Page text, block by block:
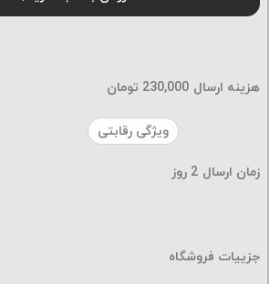
نخ
بدون
زتا
نخ
ویژگی رقابتی
هزینه ارسال 230,000 تومان
زمان ارسال 2 روز
جزییات فروشگاه